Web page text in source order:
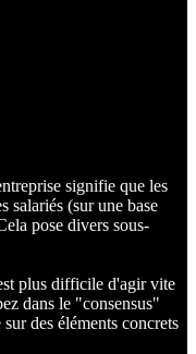
signifie que les
salariés (sur une base
pose divers sous-
plus difficile d'agir vite
dans le "consensus"
des éléments concrets